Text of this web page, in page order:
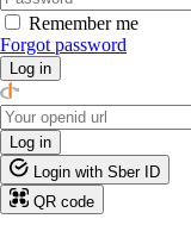
Remember me
Forgot password
Log in
Log in
Login with Sber ID
QR code